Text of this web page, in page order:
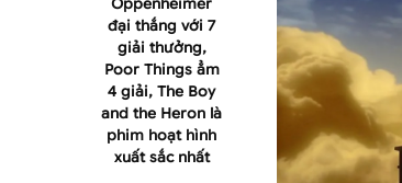
Oppenheimer
đại thắng với 7
giải thưởng,
Poor Things ẳm
4 giải, The Boy
and the Heron là
phim hoạt hình
xuất sắc nhất